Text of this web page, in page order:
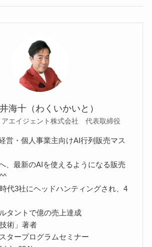
海十（わくいかいと）
アエイジェント株式会社 代表取締役
営・個人事業主向けAI行列販売マス
、最新のAIを使えるようになる販売
代3社にヘッドハンティングされ、4
タントで億の売上達成
術」著者
タープログラムセミナー